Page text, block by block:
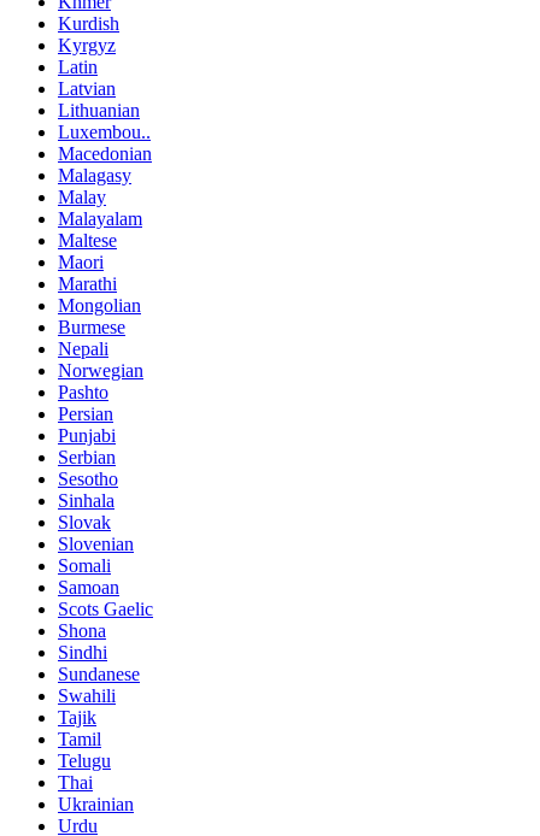
Kurdish
Kyrgyz
Latin
Latvian
Lithuanian
Luxembou..
Macedonian
Malagasy
Malay
Malayalam
Maltese
Maori
Marathi
Mongolian
Burmese
Nepali
Norwegian
Pashto
Persian
Punjabi
Serbian
Sesotho
Sinhala
Slovak
Slovenian
Somali
Samoan
Scots Gaelic
Shona
Sindhi
Sundanese
Swahili
Tajik
Tamil
Telugu
Thai
Ukrainian
Urdu